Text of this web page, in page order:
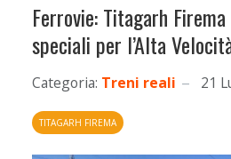
Ferrovie: Titagarh
speciali per l’Alta
Categoria: Treni reali 21
TITAGARH FIREMA